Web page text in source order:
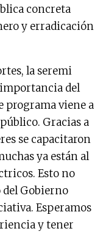
concreta
y erradicación
la seremi
del
programa viene a
Gracias a
se capacitaron
ya están al
Esto no
del Gobierno
Esperamos
y tener